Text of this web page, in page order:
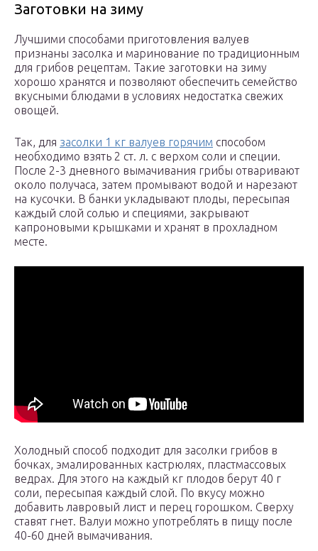
Заготовки на зиму
Лучшими способами приготовления валуев
признаны засолка и маринование по традиционным
для грибов рецептам. Такие заготовки на зиму
хорошо хранятся и позволяют обеспечить семейство
вкусными блюдами в условиях недостатка свежих
овощей.
Так, для засолки 1 кг валуев горячим способом
необходимо взять 2 ст. л. с верхом соли и специи.
После 2-3 дневного вымачивания грибы отваривают
около получаса, затем промывают водой и нарезают
на кусочки. В банки укладывают плоды, пересыпая
каждый слой солью и специями, закрывают
капроновыми крышками и хранят в прохладном
месте.
Холодный способ подходит для засолки грибов в
бочках, эмалированных кастрюлях, пластмассовых
ведрах. Для этого на каждый кг плодов берут 40 г
соли, пересыпая каждый слой. По вкусу можно
добавить лавровый лист и перец горошком. Сверху
ставят гнет. Валуи можно употреблять в пищу после
40-60 дней вымачивания.